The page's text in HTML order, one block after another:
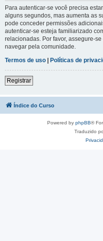
Para autenticar-se você precisa
alguns segundos, mas aumenta as
pode conceder permissões
autenticar-se esteja familiarizado
relacionadas. Por favor, assegure-
navegar pela comunidade.
Termos de uso | Políticas de
Registrar
Índice do Curso
Powered by phpBB®
Traduzido